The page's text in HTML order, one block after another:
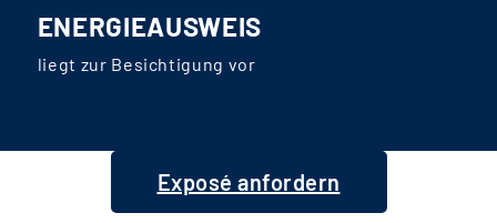
ENERGIEAUSWEIS
liegt zur Besichtigung vor
Exposé anfordern